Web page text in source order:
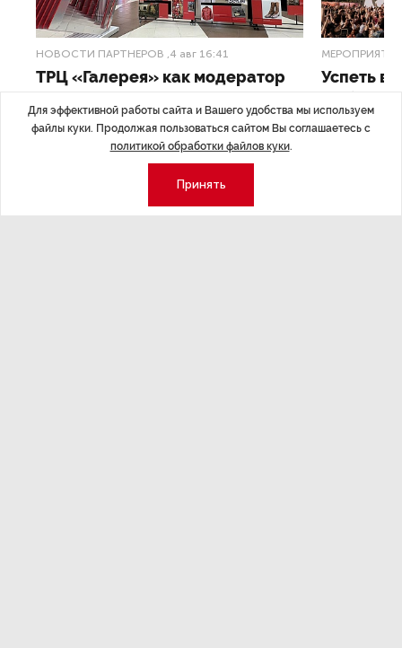
НОВОСТИ ПАРТНЕРОВ ,4 авг 16:41
ТРЦ «Галерея» как модератор
Трансформация торговых центров в условиях
конкуренции с маркетплейсами.
МЕРОПРИЯТИЯ
Успеть
Полный гид по
Для эффективной работы сайта и Вашего удобства мы используем
файлы куки. Продолжая пользоваться сайтом Вы соглашаетесь с
политикой обработки файлов куки.
Принять